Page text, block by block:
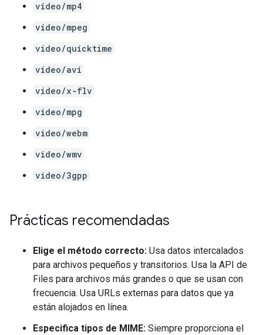
video/mp4
video/mpeg
video/quicktime
video/avi
video/x-flv
video/mpg
video/webm
video/wmv
video/3gpp
Prácticas recomendadas
Elige el método correcto: Usa datos intercalados
para archivos pequeños y transitorios. Usa la API de
Files para archivos más grandes o que se usan con
frecuencia. Usa URLs externas para datos que ya
están alojados en línea.
Especifica tipos de MIME: Siempre proporciona el